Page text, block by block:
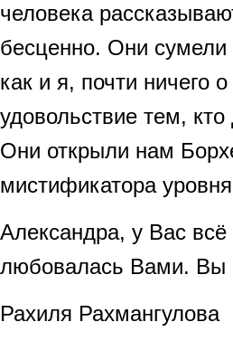
человека
бесценно. Они сумели
как и я, почти ничего
удовольствие тем,
Они открыли нам
мистификатора
Александра, у Вас
любовалась Вами. Вы
Рахиля Рахмангулова